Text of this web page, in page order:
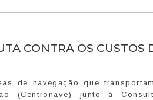
CONTRA OS CUSTOS
de navegação que
(Centronave) junto à